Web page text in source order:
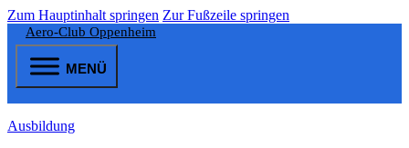
Zum Hauptinhalt springen Zur Fußzeile springen
Aero-Club Oppenheim
MENÜ
Ausbildung